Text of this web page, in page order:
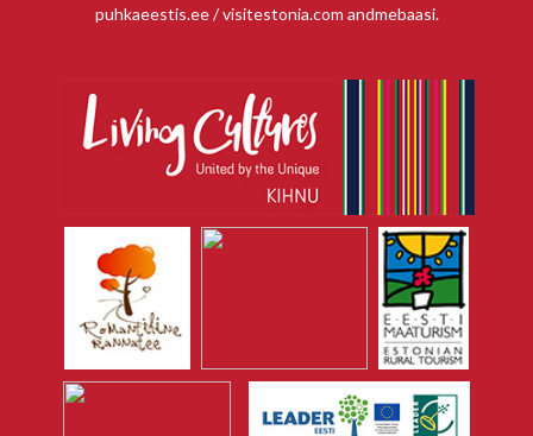
puhkaeestis.ee / visitestonia.com andmebaasi.